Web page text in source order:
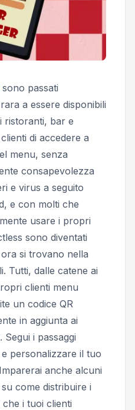
sono passati
a essere disponibili
ristoranti, bar e
di accedere a
menu, senza
consapevolezza
e virus a seguito
e con molti che
usare i propri
sono diventati
si trovano nella
Tutti, dalle catene ai
clienti menu
un codice QR
in aggiunta ai
i passaggi
personalizzare il tuo
anche alcuni
come distribuire i
i tuoi clienti